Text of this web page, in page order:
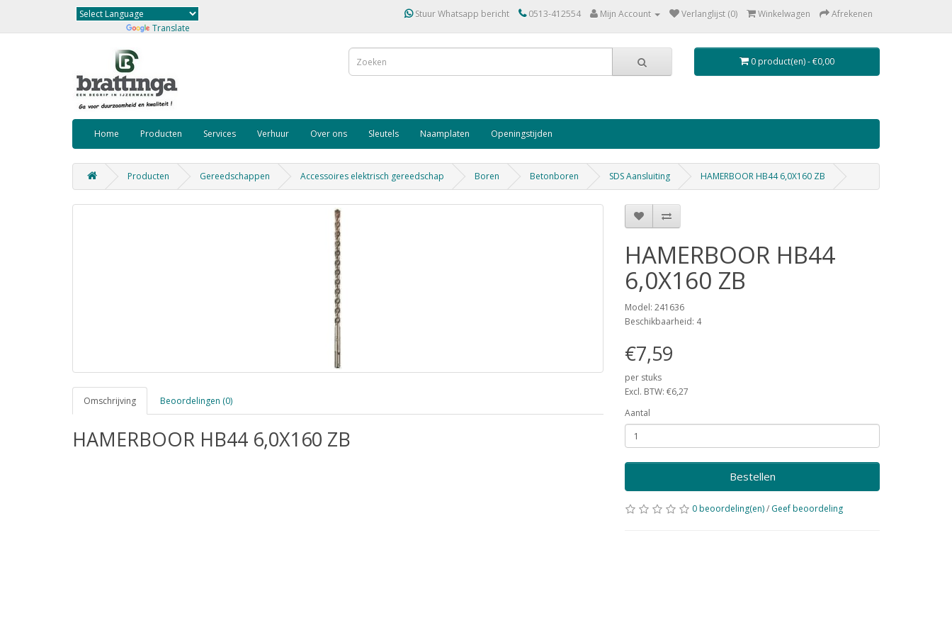
Translate
Stuur Whatsapp bericht 0513-412554 Mijn Account Verlanglijst (0) Winkelwagen Afrekenen
0 product(en) - €0,00
Home Producten Services Verhuur Over ons Sleutels Naamplaten Openingstijden
Producten Gereedschappen Accessoires elektrisch gereedschap Boren Betonboren SDS Aansluiting HAMERBOOR HB44 6,0X160 ZB
Omschrijving Beoordelingen (0)
HAMERBOOR HB44 6,0X160 ZB
HAMERBOOR HB44
6,0X160 ZB
Model: 241636
Beschikbaarheid: 4
€7,59
per stuks
Excl. BTW: €6,27
Aantal
Bestellen
0 beoordeling(en)/ Geef beoordeling